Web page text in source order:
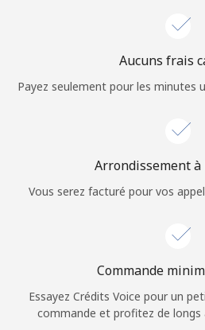
Aucuns frais
Payez seulement pour les minutes
Arrondissement
Vous serez facturé pour vos
Commande
Essayez Crédits Voice pour un
commande et profitez de longs